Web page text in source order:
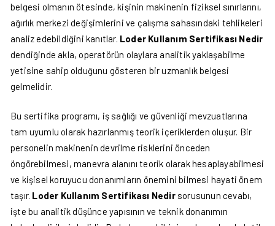
belgesi olmanın ötesinde, kişinin makinenin fiziksel sınırlarını,
ağırlık merkezi değişimlerini ve çalışma sahasındaki tehlikeleri
analiz edebildiğini kanıtlar. Loder Kullanım Sertifikası Nedir
dendiğinde akla, operatörün olaylara analitik yaklaşabilme
yetisine sahip olduğunu gösteren bir uzmanlık belgesi
gelmelidir.
Bu sertifika programı, iş sağlığı ve güvenliği mevzuatlarına
tam uyumlu olarak hazırlanmış teorik içeriklerden oluşur. Bir
personelin makinenin devrilme risklerini önceden
öngörebilmesi, manevra alanını teorik olarak hesaplayabilmesi
ve kişisel koruyucu donanımların önemini bilmesi hayati önem
taşır. Loder Kullanım Sertifikası Nedirsorusunun cevabı,
işte bu analitik düşünce yapısının ve teknik donanımın